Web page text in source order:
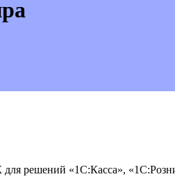
решений «1С:Касса»,